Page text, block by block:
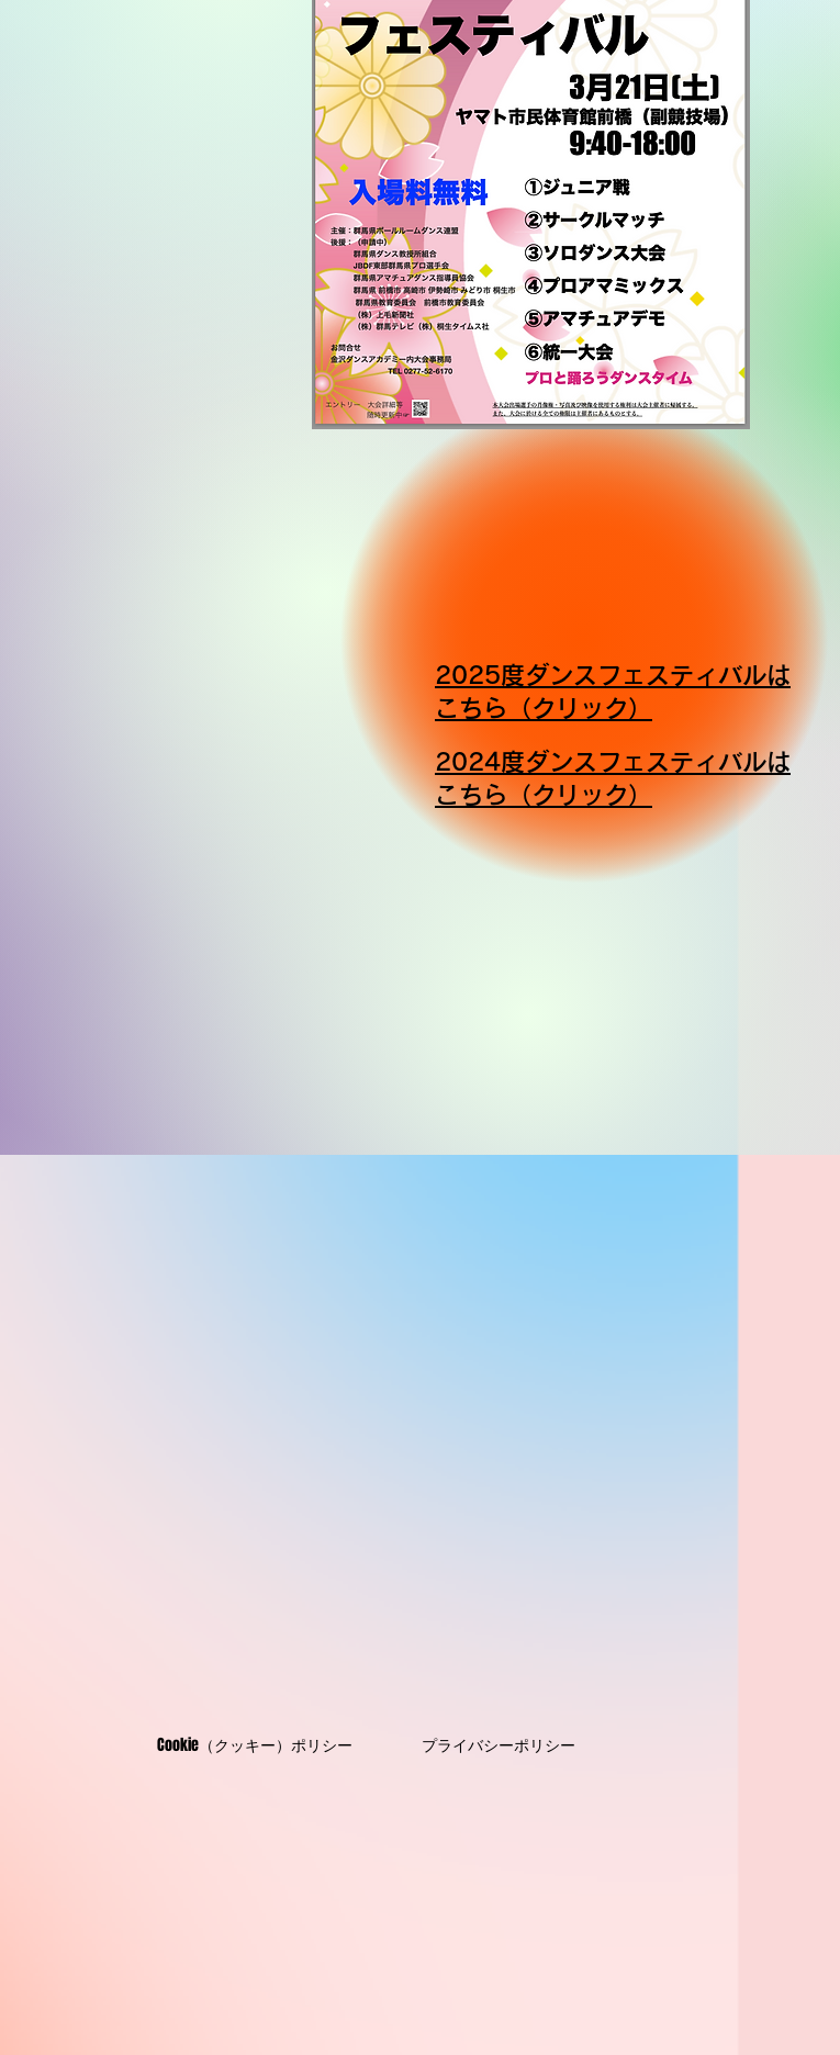
2025度ダンスフェスティバルは
​こちら（クリック）
2024度ダンスフェスティバルは
​こちら（クリック）
Cookie（クッキー）ポリシー プライバシーポリシー